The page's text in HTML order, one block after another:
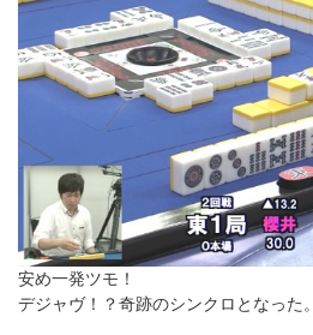
安め一発ツモ！
デジャヴ！？奇跡のシンクロとなった。